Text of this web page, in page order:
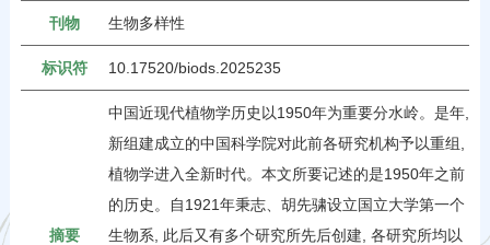
刊物 生物多样性
标识符 10.17520/biods.2025235
摘要
中国近现代植物学历史以1950年为重要分水岭。是年,
新组建成立的中国科学院对此前各研究机构予以重组,
植物学进入全新时代。本文所要记述的是1950年之前
的历史。自1921年秉志、胡先骕设立国立大学第一个
生物系, 此后又有多个研究所先后创建, 各研究所均以